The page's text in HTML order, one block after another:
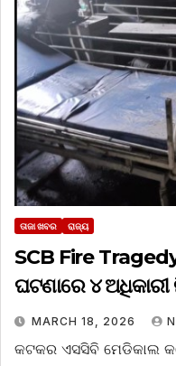
ତାଜା ଖବର ରାଜ୍ୟ
SCB Fire
ଘଟଣାରେ ୪
MARCH 18, 2026
କଟକର ଏସସିବି ମେଡିକାଲ